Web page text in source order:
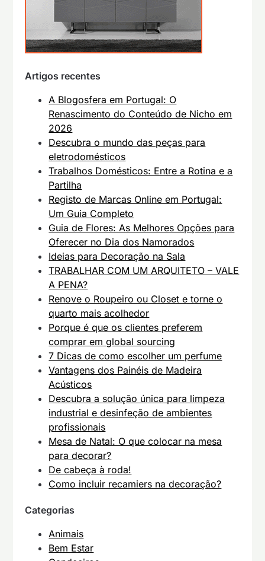
Artigos recentes
A Blogosfera em Portugal: O
Renascimento do Conteúdo de Nicho em
2026
Descubra o mundo das peças para
eletrodomésticos
Trabalhos Domésticos: Entre a Rotina e a
Partilha
Registo de Marcas Online em Portugal:
Um Guia Completo
Guia de Flores: As Melhores Opções para
Oferecer no Dia dos Namorados
Ideias para Decoração na Sala
TRABALHAR COM UM ARQUITETO – VALE
A PENA?
Renove o Roupeiro ou Closet e torne o
quarto mais acolhedor
Porque é que os clientes preferem
comprar em global sourcing
7 Dicas de como escolher um perfume
Vantagens dos Painéis de Madeira
Acústicos
Descubra a solução única para limpeza
industrial e desinfeção de ambientes
profissionais
Mesa de Natal: O que colocar na mesa
para decorar?
De cabeça à roda!
Como incluir recamiers na decoração?
Categorias
Animais
Bem Estar